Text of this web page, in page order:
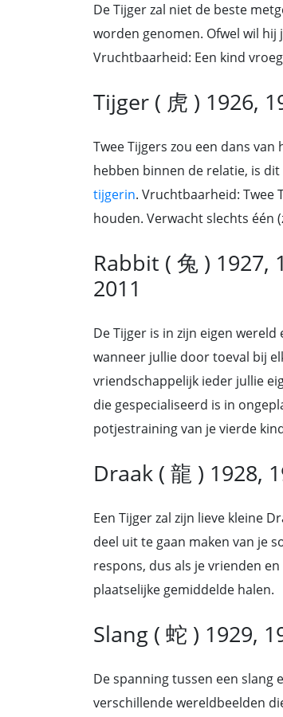
De Tijger zal niet de beste
worden genomen. Ofwel wil
Vruchtbaarheid: Een kind
Tijger ( 虎 ) 1926,
Twee Tijgers zou een dans
hebben binnen de relatie, is
tijgerin. Vruchtbaarheid: Twee
houden. Verwacht slechts één
Rabbit ( 兔 ) 1927,
2011
De Tijger is in zijn eigen
wanneer jullie door toeval bij
vriendschappelijk ieder jullie
die gespecialiseerd is in
potjestraining van je vierde
Draak ( 龍 ) 1928,
Een Tijger zal zijn lieve kleine
deel uit te gaan maken van je
respons, dus als je vrienden
plaatselijke gemiddelde halen.
Slang ( 蛇 ) 1929,
De spanning tussen een slang
verschillende wereldbeelden